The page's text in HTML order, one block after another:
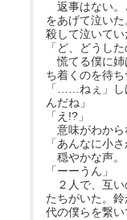
返事はない。
をあげて泣い
殺して泣いてい
「ど、どうした
慌てる僕に姉
ち着くのを待ち
「……ねぇ」し
んだね」
「え!?」
意味がわから
「あんなに小
穏やかな声。
「ーーうん」
２人で、互い
たちがいた。
代の僕らを繋い